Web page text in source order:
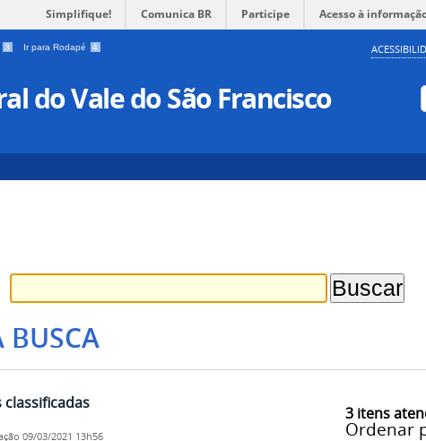
Simplifique! Comunica BR Participe Acesso à
3 Ir para Rodapé 4
do Vale do São Francisco
BUSCA
3itens
Ordenar
09/03/2021 13h56